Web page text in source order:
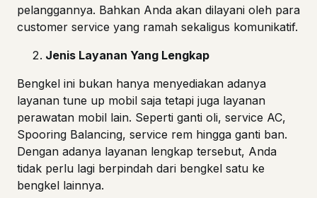
pelanggannya. Bahkan Anda akan dilayani oleh para
customer service yang ramah sekaligus komunikatif.
Jenis Layanan Yang Lengkap
Bengkel ini bukan hanya menyediakan adanya
layanan tune up mobil saja tetapi juga layanan
perawatan mobil lain. Seperti ganti oli, service AC,
Spooring Balancing, service rem hingga ganti ban.
Dengan adanya layanan lengkap tersebut, Anda
tidak perlu lagi berpindah dari bengkel satu ke
bengkel lainnya.